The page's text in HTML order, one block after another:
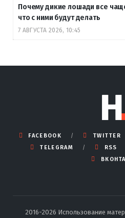
Почему дикие лошади все
что с ними будут делать
7 АВГУСТА 2026, 10:45
FACEBOOK TWITTER
TELEGRAM
RSS
2016-2026 Использование